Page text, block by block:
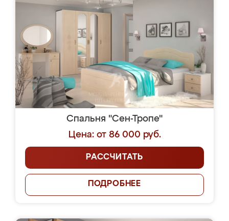
Спальня "Сен-Тропе"
Цена: от 86 000 руб.
РАССЧИТАТЬ
ПОДРОБНЕЕ